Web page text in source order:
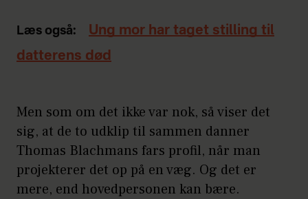
Læs også:
Ung mor har taget stilling til
datterens død
Men som om det ikke var nok, så viser det
sig, at de to udklip til sammen danner
Thomas Blachmans fars profil, når man
projekterer det op på en væg. Og det er
mere, end hovedpersonen kan bære.